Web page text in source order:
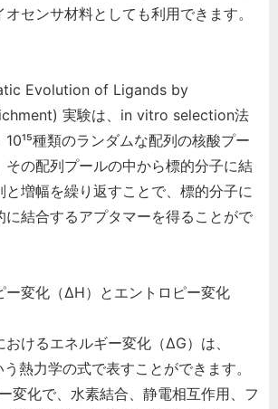
センサ材料としても利用できます。
Evolution of Ligands by
実験は、in vitro selection法
種類のランダムな配列の核酸プー
その配列プールの中から標的分子に結
と増幅を繰り返すことで、標的分子に
に結合するアプタマーを得ることがで
ー変化（ΔH）とエントロピー変化
けるエネルギー変化（ΔG）は、
熱力学の式で表すことができます。
変化で、水素結合、静電相互作用、フ